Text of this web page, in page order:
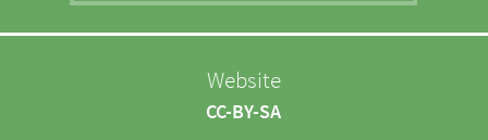
Website
CC-BY-SA